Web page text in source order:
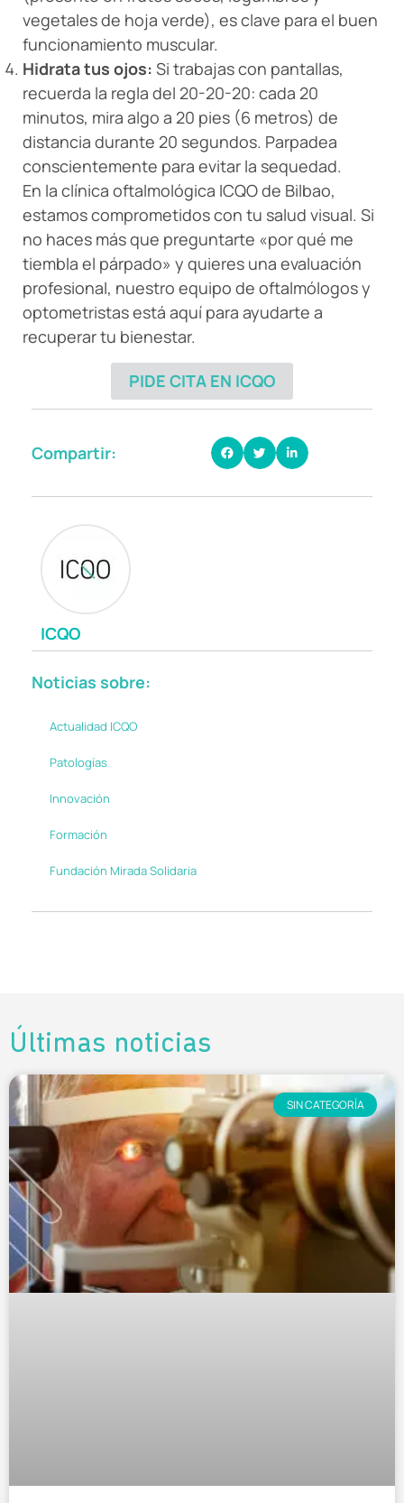
vegetales de hoja verde), es clave para el buen
funcionamiento muscular.
Hidrata tus ojos: Si trabajas con pantallas,
recuerda la regla del 20-20-20: cada 20
minutos, mira algo a 20 pies (6 metros) de
distancia durante 20 segundos. Parpadea
conscientemente para evitar la sequedad.
En la clínica oftalmológica ICQO de Bilbao,
estamos comprometidos con tu salud visual. Si
no haces más que preguntarte «por qué me
tiembla el párpado» y quieres una evaluación
profesional, nuestro equipo de oftalmólogos y
optometristas está aquí para ayudarte a
recuperar tu bienestar.
PIDE CITA EN ICQO
Compartir:
ICQO
Noticias sobre:
Actualidad ICQO
Patologías
Innovación
Formación
Fundación Mirada Solidaria
Últimas noticias
SIN CATEGORÍA